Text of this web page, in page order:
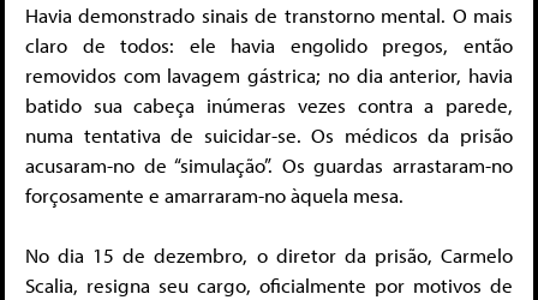
Havia demonstrado sinais de transtorno mental. O mais
claro de todos: ele havia engolido pregos, então
removidos com lavagem gástrica; no dia anterior, havia
batido sua cabeça inúmeras vezes contra a parede,
numa tentativa de suicidar-se. Os médicos da prisão
acusaram-no de “simulação”. Os guardas arrastaram-no
forçosamente e amarraram-no àquela mesa.
No dia 15 de dezembro, o diretor da prisão, Carmelo
Scalia, resigna seu cargo, oficialmente por motivos de